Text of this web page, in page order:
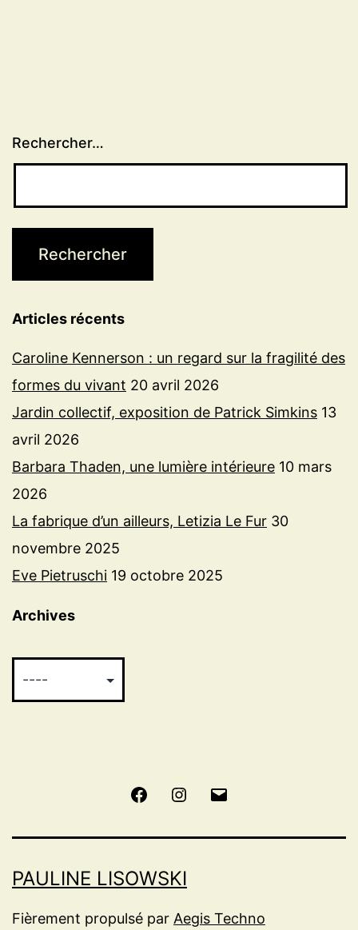
Rechercher…
Articles récents
Caroline Kennerson : un regard sur la fragilité des
formes du vivant 20 avril 2026
Jardin collectif, exposition de Patrick Simkins 13
avril 2026
Barbara Thaden, une lumière intérieure 10 mars
2026
La fabrique d’un ailleurs, Letizia Le Fur 30
novembre 2025
Eve Pietruschi 19 octobre 2025
Archives
FacebookInstagram
PAULINE LISOWSKI
Fièrement propulsé par Aegis Techno